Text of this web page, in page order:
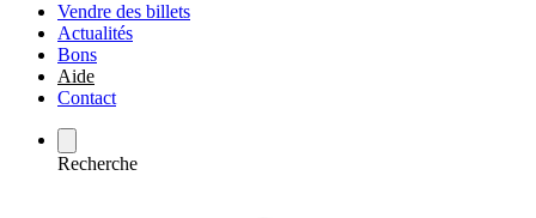
Vendre des billets
Actualités
Bons
Aide
Contact
Recherche